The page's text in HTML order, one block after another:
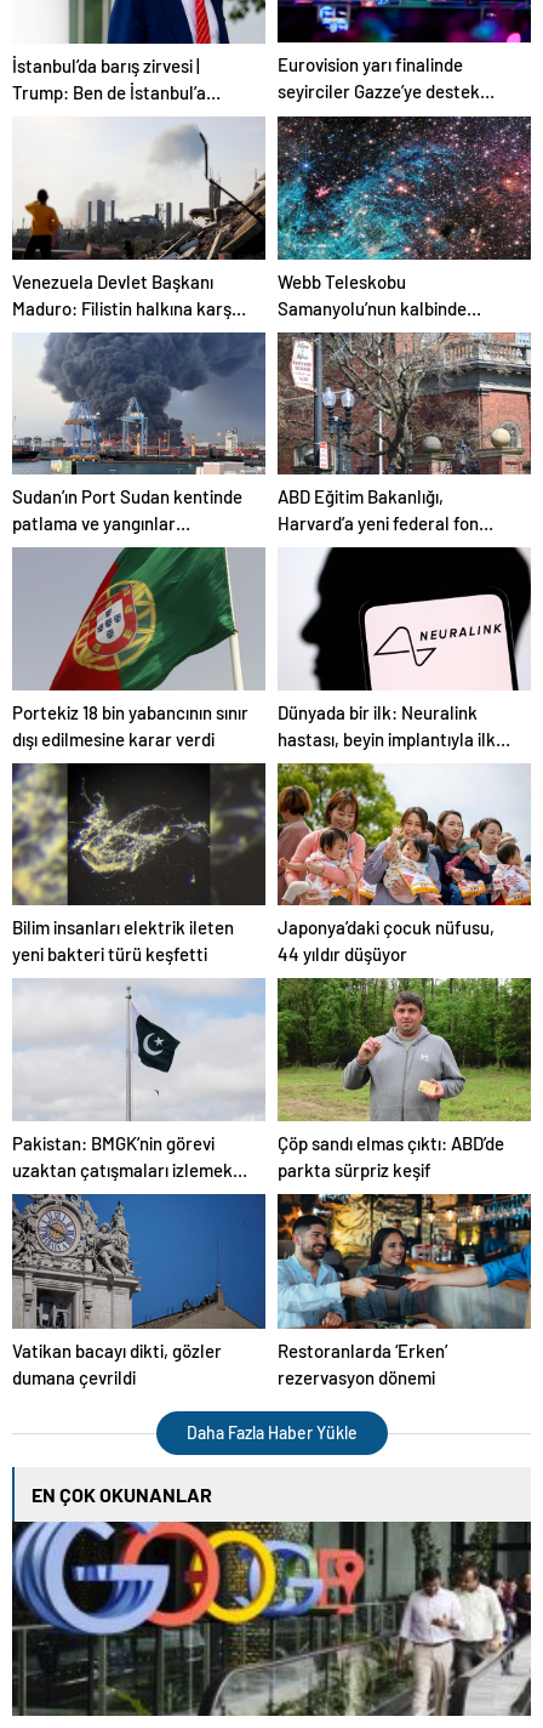
İstanbul’da barış zirvesi |
Trump: Ben de İstanbul’a
Eurovision yarı finalinde
seyirciler Gazze’ye destek
verdi
Venezuela Devlet Başkanı
Maduro: Filistin halkına karşı
bir imha savaşı yürütülüyor
Webb Teleskobu
Samanyolu’nun kalbinde
kozmik kaosu görüntüledi
Sudan’ın Port Sudan kentinde
patlama ve yangınlar
meydana geldi
ABD Eğitim Bakanlığı,
Harvard’a yeni federal fon
verilmeyeceğini açıkladı
Portekiz 18 bin yabancının sınır
dışı edilmesine karar verdi
Dünyada bir ilk: Neuralink
hastası, beyin implantıyla ilk
kez YouTube videosu hazırladı
Bilim insanları elektrik ileten
yeni bakteri türü keşfetti
Japonya’daki çocuk nüfusu,
44 yıldır düşüyor
Pakistan: BMGK’nin görevi
uzaktan çatışmaları izlemek
değil, engellemektir
Çöp sandı elmas çıktı: ABD’de
parkta sürpriz keşif
Vatikan bacayı dikti, gözler
dumana çevrildi
Restoranlarda ‘Erken’
rezervasyon dönemi
Daha Fazla Haber Yükle
EN ÇOK OKUNANLAR